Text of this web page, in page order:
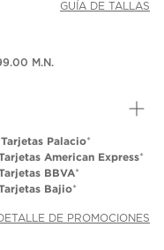
GUÍA DE TALLAS
M.N.
Tarjetas Palacio*
American Express*
BBVA*
Bajio*
DETALLE DE PROMOCIONES